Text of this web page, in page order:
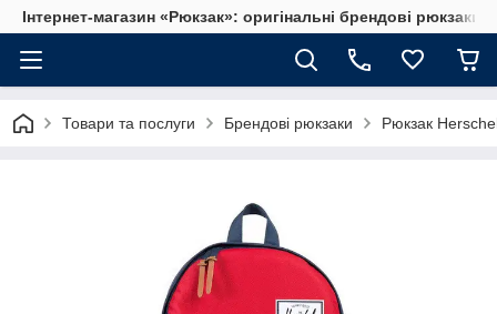
Інтернет-магазин «Рюкзак»: оригінальні брендові рюкзаки
Товари та послуги Брендові рюкзаки Рюкзак